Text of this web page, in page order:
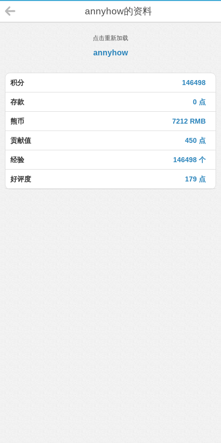
annyhow的资料
点击重新加载
annyhow
146498
积分
0 点
存款
7212 RMB
熊币
450 点
贡献值
146498 个
经验
179 点
好评度